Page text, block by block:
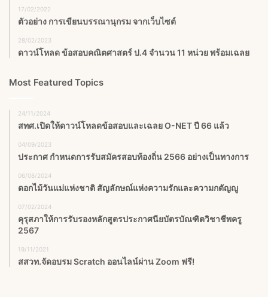
17/02/2022
ตัวอย่าง การเขียนบรรณานุกรม จากเว็บไซต์
28/02/2023
ดาวน์โหลด ข้อสอบคณิตศาสตร์ ป.4 จำนวน 11 หน่วย พร้อมเฉลย
Most Featured Topics
24/11/2024
สทศ.เปิดให้ดาวน์โหลดข้อสอบและเฉลย O-NET ปี 66 แล้ว
04/09/2023
ประกาศ กำหนดการรับสมัครสอบท้องถิ่น 2566 อย่างเป็นทางการ
06/08/2024
ดอกไม้วันแม่แห่งชาติ สัญลักษณ์แห่งความรักและความกตัญญู
07/02/2024
คุรุสภาให้การรับรองหลักสูตรประกาศนียบัตรบัณฑิตวิชาชีพครู
2567
19/11/2021
สสวท.จัดอบรม Scratch ออนไลน์ผ่าน Zoom ฟรี!